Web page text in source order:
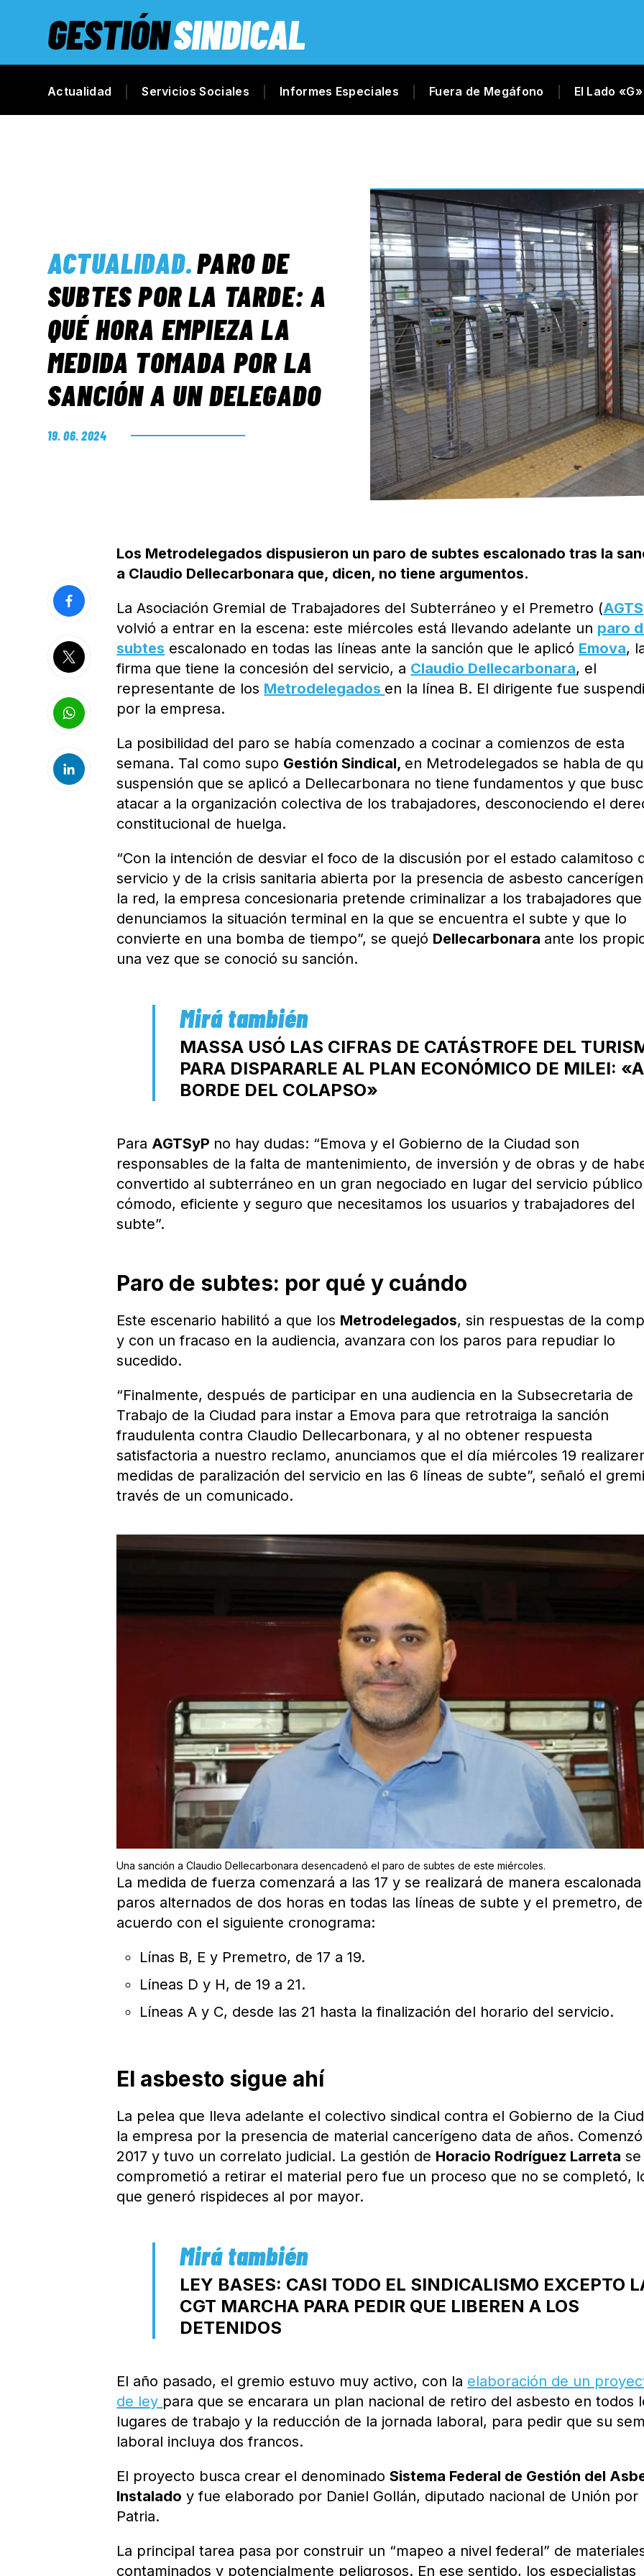
GESTIÓNSINDICAL
Actualidad Servicios Sociales Informes Especiales Fuera de Megáfono El Lado «G»
ACTUALIDAD.PARO DE
SUBTES POR LA TARDE: A
QUÉ HORA EMPIEZA LA
MEDIDA TOMADA POR LA
SANCIÓN A UN DELEGADO
19. 06. 2024
Los Metrodelegados dispusieron un paro de subtes escalonado tras la
a Claudio Dellecarbonara que, dicen, no tiene argumentos.
La Asociación Gremial de Trabajadores del Subterráneo y el Premetro (
volvió a entrar en la escena: este miércoles está llevando adelante un paro
subtes escalonado en todas las líneas ante la sanción que le aplicó Emova,
firma que tiene la concesión del servicio, a Claudio Dellecarbonara, el
representante de los Metrodelegados en la línea B. El dirigente fue
por la empresa.
La posibilidad del paro se había comenzado a cocinar a comienzos de esta
semana. Tal como supo Gestión Sindical, en Metrodelegados se habla de
suspensión que se aplicó a Dellecarbonara no tiene fundamentos y que
atacar a la organización colectiva de los trabajadores, desconociendo el
constitucional de huelga.
“Con la intención de desviar el foco de la discusión por el estado calamitoso
servicio y de la crisis sanitaria abierta por la presencia de asbesto
la red, la empresa concesionaria pretende criminalizar a los trabajadores que
denunciamos la situación terminal en la que se encuentra el subte y que lo
convierte en una bomba de tiempo”, se quejó Dellecarbonara ante los
una vez que se conoció su sanción.
MASSA USÓ LAS CIFRAS DE CATÁSTROFE DEL
PARA DISPARARLE AL PLAN ECONÓMICO DE MILEI:
BORDE DEL COLAPSO»
Para AGTSyP no hay dudas: “Emova y el Gobierno de la Ciudad son
responsables de la falta de mantenimiento, de inversión y de obras y de
convertido al subterráneo en un gran negociado en lugar del servicio público
cómodo, eficiente y seguro que necesitamos los usuarios y trabajadores del
subte”.
Paro de subtes: por qué y cuándo
Este escenario habilitó a que los Metrodelegados, sin respuestas de la
y con un fracaso en la audiencia, avanzara con los paros para repudiar lo
sucedido.
“Finalmente, después de participar en una audiencia en la Subsecretaria de
Trabajo de la Ciudad para instar a Emova para que retrotraiga la sanción
fraudulenta contra Claudio Dellecarbonara, y al no obtener respuesta
satisfactoria a nuestro reclamo, anunciamos que el día miércoles 19
medidas de paralización del servicio en las 6 líneas de subte”, señaló el
través de un comunicado.
Una sanción a Claudio Dellecarbonara desencadenó el paro de subtes de este miércoles.
La medida de fuerza comenzará a las 17 y se realizará de manera
paros alternados de dos horas en todas las líneas de subte y el premetro, de
acuerdo con el siguiente cronograma:
Línas B, E y Premetro, de 17 a 19.
Líneas D y H, de 19 a 21.
Líneas A y C, desde las 21 hasta la finalización del horario del servicio.
El asbesto sigue ahí
La pelea que lleva adelante el colectivo sindical contra el Gobierno de la
la empresa por la presencia de material cancerígeno data de años.
2017 y tuvo un correlato judicial. La gestión de Horacio Rodríguez Larreta se
comprometió a retirar el material pero fue un proceso que no se completó,
que generó rispideces al por mayor.
LEY BASES: CASI TODO EL SINDICALISMO EXCEPTO
CGT MARCHA PARA PEDIR QUE LIBEREN A LOS
DETENIDOS
El año pasado, el gremio estuvo muy activo, con la elaboración de un
de ley para que se encarara un plan nacional de retiro del asbesto en todos
lugares de trabajo y la reducción de la jornada laboral, para pedir que su
laboral incluya dos francos.
El proyecto busca crear el denominadoSistema Federal de Gestión del
Instalado y fue elaborado por Daniel Gollán, diputado nacional de Unión por
Patria.
La principal tarea pasa por construir un “mapeo a nivel federal” de
contaminados y potencialmente peligrosos. En ese sentido, los especialistas